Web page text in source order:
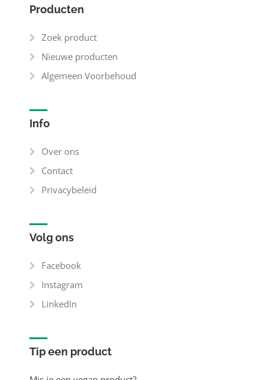
Producten
Zoek product
Nieuwe producten
Algemeen Voorbehoud
Info
Over ons
Contact
Privacybeleid
Volg ons
Facebook
Instagram
LinkedIn
Tip een product